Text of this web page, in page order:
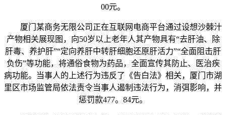
00元。
厦门某商务无限公司正在互联网电商平台通过设想沙棘汁
产物相关展现图，向50岁以上老年人其产物具有“去肝油、除
肝毒、养护肝”“定向养肝中转肝细胞还原肝活力”“全面阻击肝
负伤”等功能，将通俗食物为药品，全面宣传其防止、医治疾
病功能。当事人的上述行为违反了《告白法》相关，厦门市湖
里区市场监管局依法责令当事人遏制违法行为，消弭影响，并
惩罚款477。84元。